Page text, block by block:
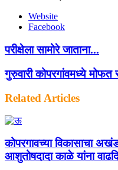
Website
Facebook
परीक्षेला सामोरे जाताना...
गुरुवारी कोपरगांवमध्ये मोफत
Related Articles
कोपरगावच्या विकासाचा
आशुतोषदादा काळे यांना